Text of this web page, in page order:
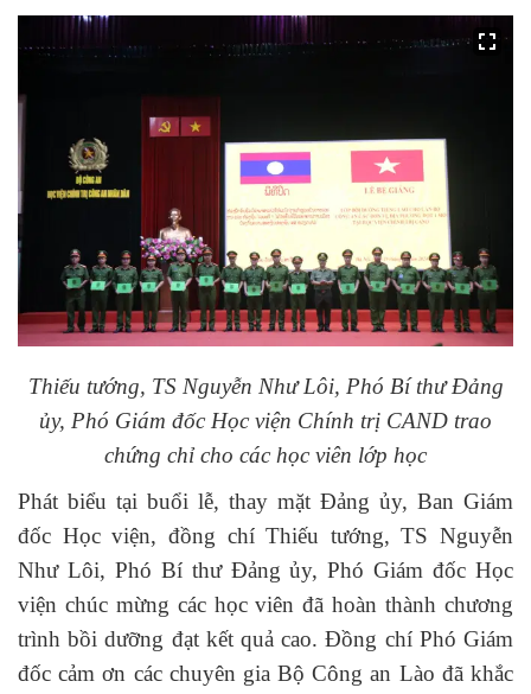
Thiếu tướng, TS Nguyễn Như Lôi, Phó Bí thư Đảng
ủy, Phó Giám đốc Học viện Chính trị CAND trao
chứng chỉ cho các học viên lớp học
Phát biểu tại buổi lễ, thay mặt Đảng ủy, Ban Giám
đốc Học viện, đồng chí Thiếu tướng, TS Nguyễn
Như Lôi, Phó Bí thư Đảng ủy, Phó Giám đốc Học
viện chúc mừng các học viên đã hoàn thành chương
trình bồi dưỡng đạt kết quả cao. Đồng chí Phó Giám
đốc cảm ơn các chuyên gia Bộ Công an Lào đã khắc